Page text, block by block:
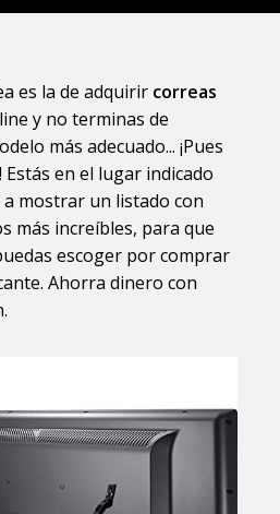
es la de adquirir correas
y no terminas de
más adecuado... ¡Pues
en el lugar indicado
mostrar un listado con
más increíbles, para que
escoger por comprar
Ahorra dinero con